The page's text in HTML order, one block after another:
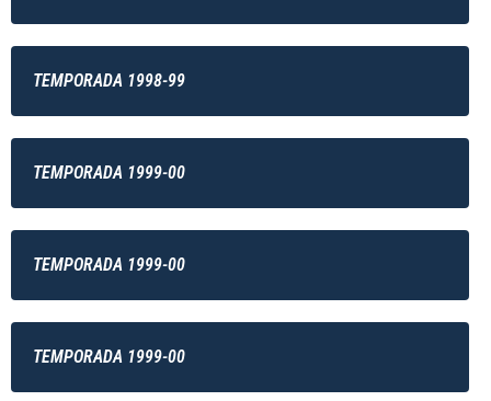
TEMPORADA 1998-99
TEMPORADA 1999-00
TEMPORADA 1999-00
TEMPORADA 1999-00